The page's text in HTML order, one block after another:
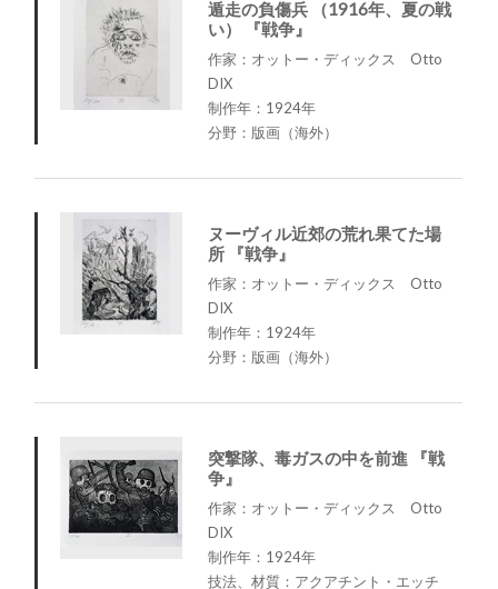
遁走の負傷兵 （1916年、夏の戦
い） 『戦争』
作家：オットー・ディックス Otto
DIX
制作年：1924年
分野：版画（海外）
ヌーヴィル近郊の荒れ果てた場
所 『戦争』
作家：オットー・ディックス Otto
DIX
制作年：1924年
分野：版画（海外）
突撃隊、毒ガスの中を前進 『戦
争』
作家：オットー・ディックス Otto
DIX
制作年：1924年
技法、材質：アクアチント・エッチ